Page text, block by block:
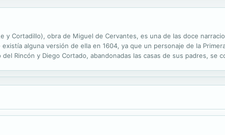
y Cortadillo), obra de Miguel de Cervantes, es una de las doce
alguna versión de ella en 1604, ya que un personaje de la
Rincón y Diego Cortado, abandonadas las casas de sus padres, se